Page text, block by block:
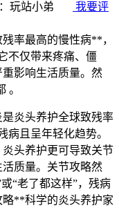
玩站小弟
我要评
率最高的慢性病**，
不仅带来疼痛、僵
影响生活质量。然
。
炎头养护全球致残率
病 且呈年轻化趋势。
头养护更可导致关节
质量。关节攻略然
“老了都这样”，残病
**科学的炎头养护家